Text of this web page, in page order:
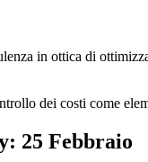
in ottica di
dei costi come
25 Febbraio